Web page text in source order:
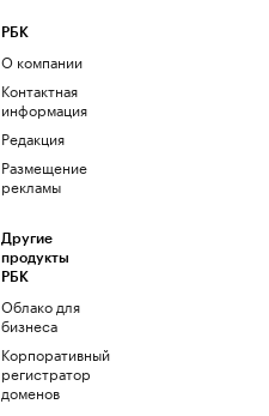
РБК
О компании
Контактная
информация
Редакция
Размещение
рекламы
Другие
продукты
РБК
Облако для
бизнеса
Корпоративный
регистратор
доменов